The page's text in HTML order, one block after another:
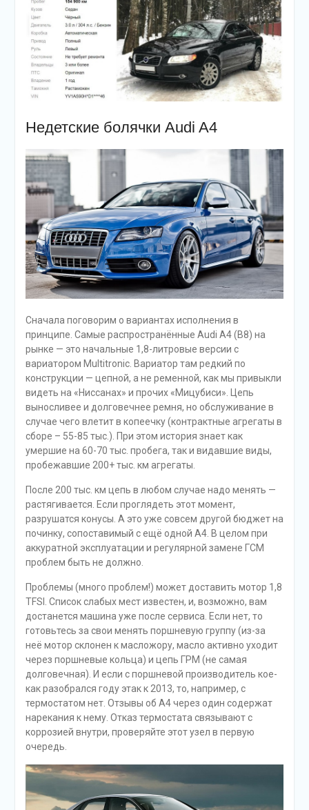
Недетские болячки Audi A4
Сначала поговорим о вариантах исполнения в
принципе. Самые распространённые Audi A4 (B8) на
рынке — это начальные 1,8-литровые версии с
вариатором Multitronic. Вариатор там редкий по
конструкции — цепной, а не ременной, как мы привыкли
видеть на «Ниссанах» и прочих «Мицубиси». Цепь
выносливее и долговечнее ремня, но обслуживание в
случае чего влетит в копеечку (контрактные агрегаты в
сборе – 55-85 тыс.). При этом история знает как
умершие на 60-70 тыс. пробега, так и видавшие виды,
пробежавшие 200+ тыс. км агрегаты.
После 200 тыс. км цепь в любом случае надо менять —
растягивается. Если проглядеть этот момент,
разрушатся конусы. А это уже совсем другой бюджет на
починку, сопоставимый с ещё одной A4. В целом при
аккуратной эксплуатации и регулярной замене ГСМ
проблем быть не должно.
Проблемы (много проблем!) может доставить мотор 1,8
TFSI. Список слабых мест известен, и, возможно, вам
достанется машина уже после сервиса. Если нет, то
готовьтесь за свои менять поршневую группу (из-за
неё мотор склонен к масложору, масло активно уходит
через поршневые кольца) и цепь ГРМ (не самая
долговечная). И если с поршневой производитель кое-
как разобрался году этак к 2013, то, например, с
термостатом нет. Отзывы об А4 через один содержат
нарекания к нему. Отказ термостата связывают с
коррозией внутри, проверяйте этот узел в первую
очередь.